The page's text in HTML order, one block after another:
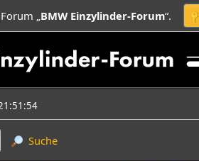
„BMW Einzylinder-Forum“.
Suche